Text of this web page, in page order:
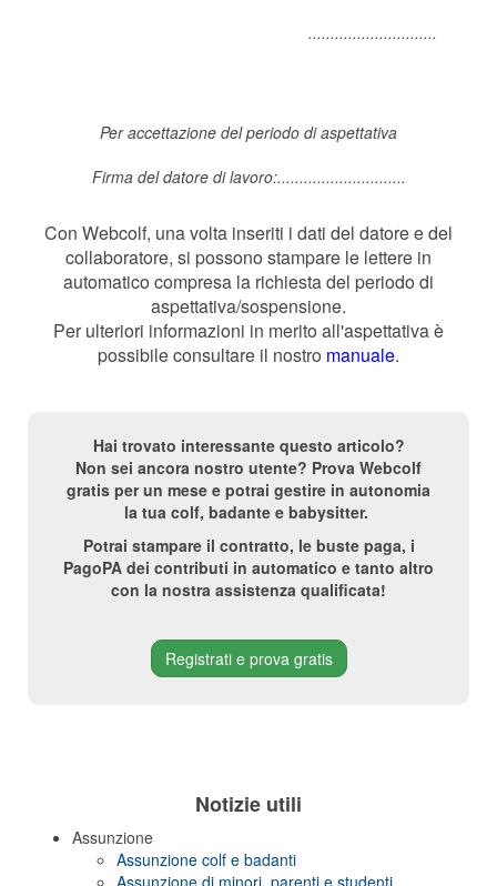
.............................
Per accettazione del periodo di aspettativa
Firma del datore di lavoro:.............................
Con Webcolf, una volta inseriti i dati del datore e del
collaboratore, si possono stampare le lettere in
automatico compresa la richiesta del periodo di
aspettativa/sospensione.
Per ulteriori informazioni in merito all'aspettativa è
possibile consultare il nostro manuale.
Hai trovato interessante questo articolo?
Non sei ancora nostro utente? Prova Webcolf
gratis per un mese e potrai gestire in autonomia
la tua colf, badante e babysitter.
Potrai stampare il contratto, le buste paga, i
PagoPA dei contributi in automatico e tanto altro
con la nostra assistenza qualificata!
Registrati e prova gratis
Notizie utili
Assunzione
Assunzione colf e badanti
Assunzione di minori, parenti e studenti